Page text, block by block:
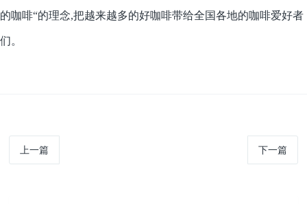
的咖啡“的理念,把越来越多的好咖啡带给全国各地的咖啡爱好者
们。
上一篇 下一篇